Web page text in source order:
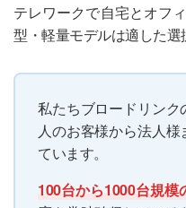
テレワークで自宅とオフ
型・軽量モデルは適した選
私たちブロードリン
人のお客様から法人
ています。
100台から1000台規模